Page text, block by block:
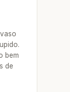
bem
de